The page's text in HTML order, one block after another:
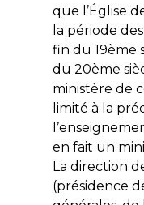
que l’Église
la période
fin du 19ème
du 20ème
ministère de
limité à la
en fait un
La direction
(présidence